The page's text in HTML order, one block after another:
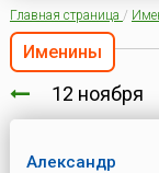
Главная страница /
Именины
12 ноября
Александр